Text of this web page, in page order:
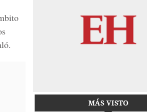
MÁS VISTO